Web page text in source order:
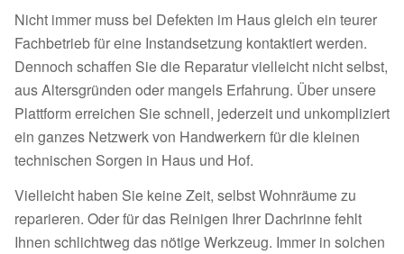
Nicht immer muss bei Defekten im Haus gleich ein teurer
Fachbetrieb für eine Instandsetzung kontaktiert werden.
Dennoch schaffen Sie die Reparatur vielleicht nicht selbst,
aus Altersgründen oder mangels Erfahrung. Über unsere
Plattform erreichen Sie schnell, jederzeit und unkompliziert
ein ganzes Netzwerk von Handwerkern für die kleinen
technischen Sorgen in Haus und Hof.
Vielleicht haben Sie keine Zeit, selbst Wohnräume zu
reparieren. Oder für das Reinigen Ihrer Dachrinne fehlt
Ihnen schlichtweg das nötige Werkzeug. Immer in solchen